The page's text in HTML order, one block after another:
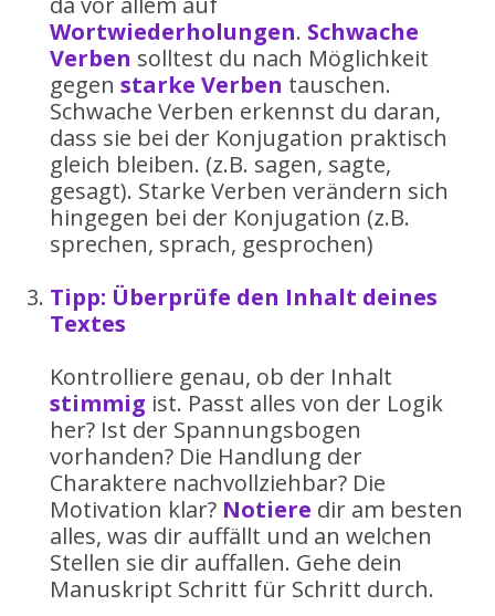
Wortwiederholungen. Schwache
Verben solltest du nach Möglichkeit
gegen starke Verben tauschen.
Schwache Verben erkennst du daran,
dass sie bei der Konjugation praktisch
gleich bleiben. (z.B. sagen, sagte,
gesagt). Starke Verben verändern sich
hingegen bei der Konjugation (z.B.
sprechen, sprach, gesprochen)
Tipp: Überprüfe den Inhalt deines
Textes
Kontrolliere genau, ob der Inhalt
stimmig ist. Passt alles von der Logik
her? Ist der Spannungsbogen
vorhanden? Die Handlung der
Charaktere nachvollziehbar? Die
Motivation klar? Notiere dir am besten
alles, was dir auffällt und an welchen
Stellen sie dir auffallen. Gehe dein
Manuskript Schritt für Schritt durch.